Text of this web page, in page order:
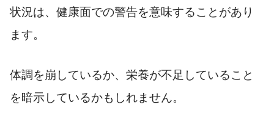
状況は、健康面での警告を意味することがあり
ます。
体調を崩しているか、栄養が不足していること
を暗示しているかもしれません。